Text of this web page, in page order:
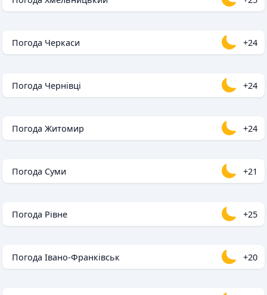
Погода Черкаси +24
Погода Чернівці +24
Погода Житомир +24
Погода Суми +21
Погода Рівне +25
Погода Івано-Франківськ +20